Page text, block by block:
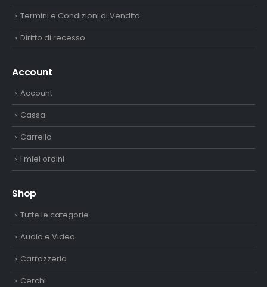
Termini e Condizioni di Vendita
Diritto di recesso
Account
Account
Cassa
Carrello
I miei ordini
Shop
Tutte le categorie
Audio e Video
Carrozzeria
Cerchi